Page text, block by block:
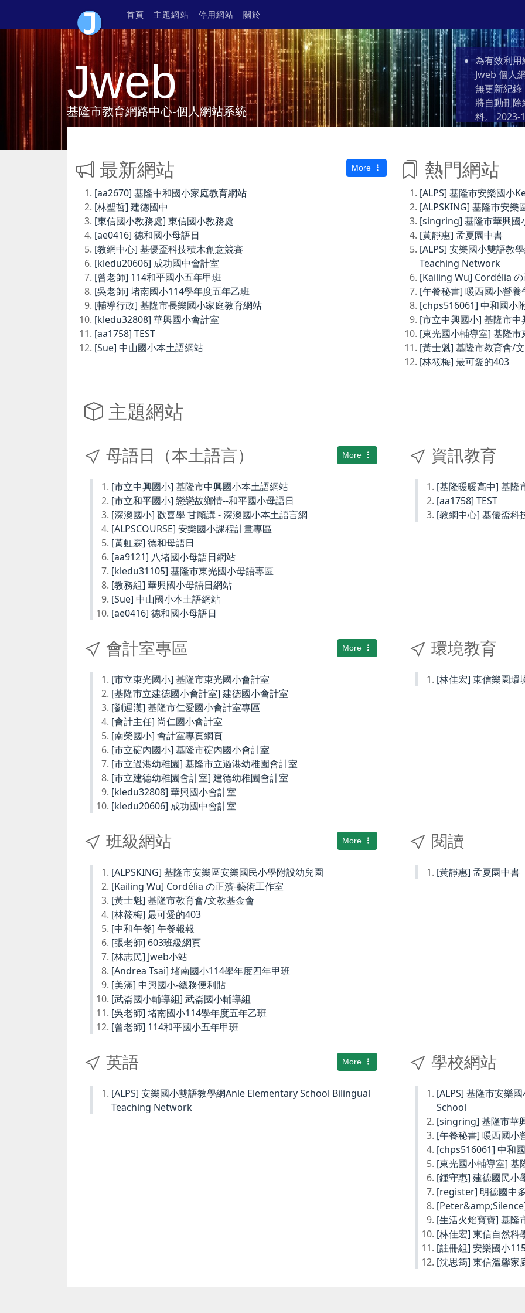
首頁 主題網站 停用網站 關於
Jweb
基隆市教育網路中心-個人網站系統
為有效利
Jweb 個人
無更新紀
將自動刪
料。 2023-
最新網站 More
[aa2670] 基隆中和國小家庭教育網站
[林聖哲] 建德國中
[東信國小教務處] 東信國小教務處
[ae0416] 德和國小母語日
[教網中心] 基優盃科技積木創意競賽
[kledu20606] 成功國中會計室
[曾老師] 114和平國小五年甲班
[吳老師] 堵南國小114學年度五年乙班
[輔導行政] 基隆市長樂國小家庭教育網站
[kledu32808] 華興國小會計室
[aa1758] TEST
[Sue] 中山國小本土語網站
熱門網站
[ALPS] 基隆市安樂國小
[ALPSKING] 基隆市安樂
[singring] 基隆市華興國
[黃靜惠] 孟夏園中書
[ALPS] 安樂國小雙語教
Teaching Network
[Kailing Wu] Cordélia
[午餐秘書] 暖西國小營養
[chps516061] 中和國小
[市立中興國小] 基隆市
[東光國小輔導室] 基隆
[黃士魁] 基隆市教育會/
[林筱梅] 最可愛的403
主題網站
More
母語日（本土語言）
[市立中興國小] 基隆市中興國小本土語網站
[市立和平國小] 戀戀故鄉情--和平國小母語日
[深澳國小] 歡喜學 甘願講 - 深澳國小本土語言網
[ALPSCOURSE] 安樂國小課程計畫專區
[黃虹霖] 德和母語日
[aa9121] 八堵國小母語日網站
[kledu31105] 基隆市東光國小母語專區
[教務組] 華興國小母語日網站
[Sue] 中山國小本土語網站
[ae0416] 德和國小母語日
資訊教育
[基隆暖暖高中] 基隆
[aa1758] TEST
[教網中心] 基優盃科
More
會計室專區
[市立東光國小] 基隆市東光國小會計室
[基隆市立建德國小會計室] 建德國小會計室
[劉運漢] 基隆市仁愛國小會計室專區
[會計主任] 尚仁國小會計室
[南榮國小] 會計室專頁網頁
[市立碇內國小] 基隆市碇內國小會計室
[市立過港幼稚園] 基隆市立過港幼稚園會計室
[市立建德幼稚園會計室] 建德幼稚園會計室
[kledu32808] 華興國小會計室
[kledu20606] 成功國中會計室
環境教育
[林佳宏] 東信樂園環
More
班級網站
[ALPSKING] 基隆市安樂區安樂國民小學附設幼兒園
[Kailing Wu] Cordélia の正濱-藝術工作室
[黃士魁] 基隆市教育會/文教基金會
[林筱梅] 最可愛的403
[中和午餐] 午餐報報
[張老師] 603班級網頁
[林志民] Jweb小站
[Andrea Tsai] 堵南國小114學年度四年甲班
[美滿] 中興國小-總務便利貼
[武崙國小輔導組] 武崙國小輔導組
[吳老師] 堵南國小114學年度五年乙班
[曾老師] 114和平國小五年甲班
閱讀
[黃靜惠] 孟夏園中書
More
英語
[ALPS] 安樂國小雙語教學網Anle Elementary School Bilingual
Teaching Network
學校網站
[ALPS] 基隆市安樂
School
[singring] 基隆市華
[午餐秘書] 暖西國小
[chps516061] 中和
[東光國小輔導室] 基
[鍾守惠] 建德國民小
[register] 明德國中
[生活火焰寶寶] 基隆
[林佳宏] 東信自然科
[註冊組] 安樂國小
[沈思筠] 東信溫馨家